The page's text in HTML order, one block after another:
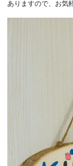
ありますので、お気